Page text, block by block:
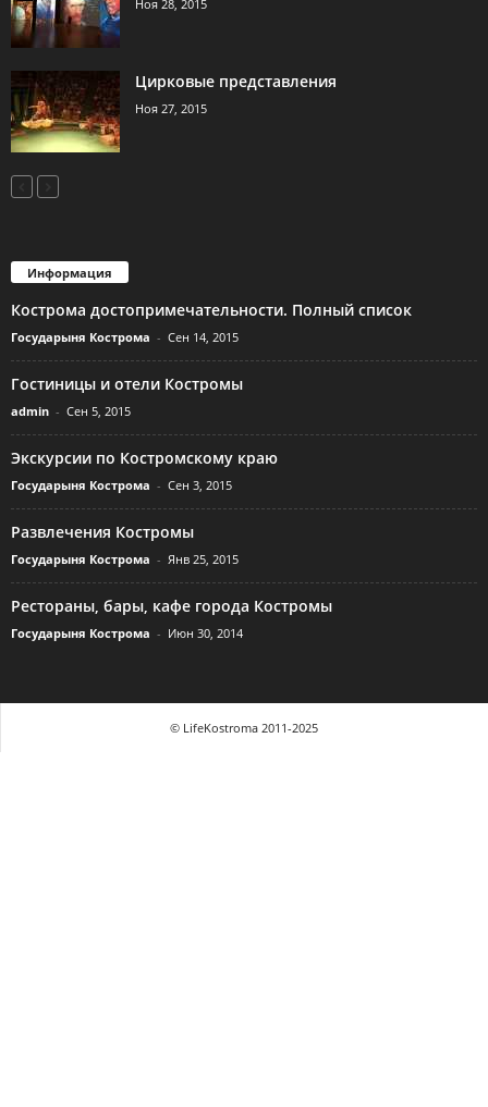
Ноя 28, 2015
Цирковые представления
Ноя 27, 2015
Информация
Кострома достопримечательности. Полный список
Государыня Кострома - Сен 14, 2015
Гостиницы и отели Костромы
admin - Сен 5, 2015
Экскурсии по Костромскому краю
Государыня Кострома - Сен 3, 2015
Развлечения Костромы
Государыня Кострома - Янв 25, 2015
Рестораны, бары, кафе города Костромы
Государыня Кострома - Июн 30, 2014
© LifeKostroma 2011-2025